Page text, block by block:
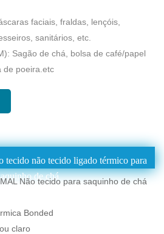
faciais, fraldas, lençóis,
sanitários, etc.
Sagão de chá, bolsa de café/papel
de poeira.etc
tecido não tecido ligado térmico para
de chá
Não tecido para saquinho de chá
Bonded
claro